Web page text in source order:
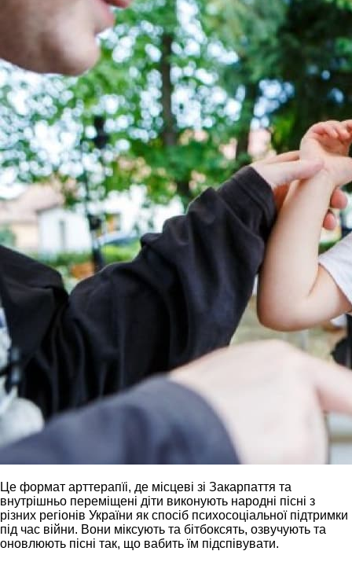
Це формат арттерапїі, де місцеві зі Закарпаття та
внутрішньо переміщені діти виконують народні пісні з
різних регіонів України як спосіб психосоціальної підтримки
під час війни. Вони міксують та бітбоксять, озвучують та
оновлюють пісні так, що вабить їм підспівувати.